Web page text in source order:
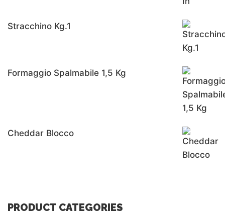
Stracchino Kg.1
Formaggio Spalmabile 1,5 Kg
Cheddar Blocco
PRODUCT CATEGORIES